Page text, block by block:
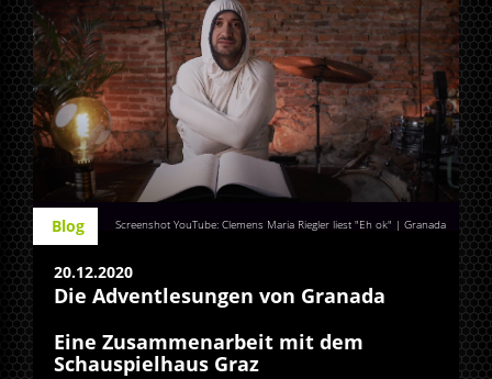
Screenshot YouTube: Clemens Maria Riegler liest "Eh ok" | Granada
Blog
20.12.2020
Die Adventlesungen von Granada
Eine Zusammenarbeit mit dem
Schauspielhaus Graz